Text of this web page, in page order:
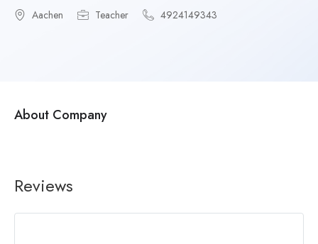
Aachen Teacher 4924149343
About Company
Reviews